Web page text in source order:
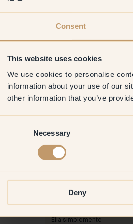
Consent
This website uses cookies
We use cookies to personalise
information about your use of our
other information that you’ve
Necessary
Deny
Alemania
Pintar con:
Ella simplemente